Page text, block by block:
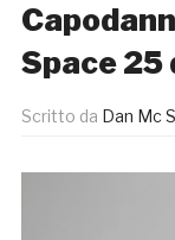
Space 25
Scritto da Dan Mc